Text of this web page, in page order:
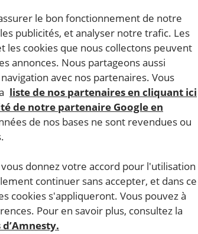
le groupe armé Etat
le bon fonctionnement de notre
publicités, et analyser notre trafic. Les
les cookies que nous collectons peuvent
annonces. Nous partageons aussi
avec nos partenaires. Vous
liste de nos partenaires en cliquant ici
de notre partenaire Google en
de nos bases ne sont revendues ou
vous donnez votre accord pour l'utilisation
continuer sans accepter, et dans ce
cookies s'appliqueront. Vous pouvez à
Pour en savoir plus, consultez la